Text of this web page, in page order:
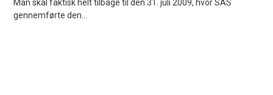
Man skal faktisk helt tilbage til den 31. juli 2009, hvor SAS
gennemførte den...